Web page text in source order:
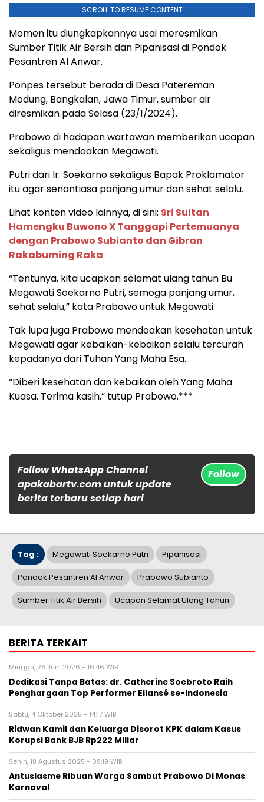
SCROLL TO RESUME CONTENT
Momen itu diungkapkannya usai meresmikan
Sumber Titik Air Bersih dan Pipanisasi di Pondok
Pesantren Al Anwar.
Ponpes tersebut berada di Desa Patereman
Modung, Bangkalan, Jawa Timur, sumber air
diresmikan pada Selasa (23/1/2024).
Prabowo di hadapan wartawan memberikan ucapan
sekaligus mendoakan Megawati.
Putri dari Ir. Soekarno sekaligus Bapak Proklamator
itu agar senantiasa panjang umur dan sehat selalu.
Lihat konten video lainnya, di sini: Sri Sultan
Hamengku Buwono X Tanggapi Pertemuanya
dengan Prabowo Subianto dan Gibran
Rakabuming Raka
“Tentunya, kita ucapkan selamat ulang tahun Bu
Megawati Soekarno Putri, semoga panjang umur,
sehat selalu,” kata Prabowo untuk Megawati.
Tak lupa juga Prabowo mendoakan kesehatan untuk
Megawati agar kebaikan-kebaikan selalu tercurah
kepadanya dari Tuhan Yang Maha Esa.
“Diberi kesehatan dan kebaikan oleh Yang Maha
Kuasa. Terima kasih,” tutup Prabowo.***
Follow WhatsApp Channel
apakabartv.com untuk update
berita terbaru setiap hari
Follow
Tag : Megawati Soekarno Putri Pipanisasi
Pondok Pesantren Al Anwar Prabowo Subianto
Sumber Titik Air Bersih Ucapan Selamat Ulang Tahun
BERITA TERKAIT
Minggu, 28 Juni 2026 - 16:46 WIB
Dedikasi Tanpa Batas: dr. Catherine Soebroto Raih
Penghargaan Top Performer Ellansé se-Indonesia
Sabtu, 4 Oktober 2025 - 14:17 WIB
Ridwan Kamil dan Keluarga Disorot KPK dalam Kasus
Korupsi Bank BJB Rp222 Miliar
Senin, 18 Agustus 2025 - 09:19 WIB
Antusiasme Ribuan Warga Sambut Prabowo Di Monas
Karnaval